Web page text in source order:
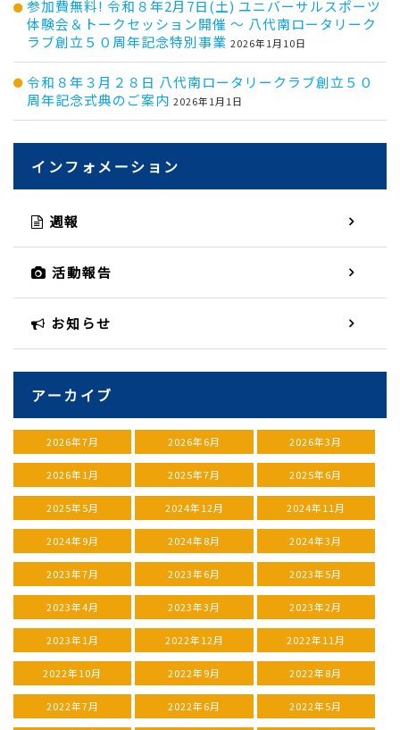
参加費無料! 令和８年2月7日(土) ユニバーサルスポーツ
体験会＆トークセッション開催 ～ 八代南ロータリーク
ラブ創立５０周年記念特別事業 2026年1月10日
令和８年３月２８日 八代南ロータリークラブ創立５０
周年記念式典のご案内 2026年1月1日
インフォメーション
週報
活動報告
お知らせ
アーカイブ
2026年7月 2026年6月 2026年3月
2026年1月 2025年7月 2025年6月
2025年5月 2024年12月 2024年11月
2024年9月 2024年8月 2024年3月
2023年7月 2023年6月 2023年5月
2023年4月 2023年3月 2023年2月
2023年1月 2022年12月 2022年11月
2022年10月 2022年9月 2022年8月
2022年7月 2022年6月 2022年5月